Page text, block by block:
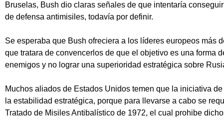
Bruselas, Bush dio claras señales de que intentaría
de defensa antimisiles, todavía por definir.
Se esperaba que Bush ofreciera a los líderes europeos más
que tratara de convencerlos de que el objetivo es una forma
enemigos y no lograr una superioridad estratégica sobre
Muchos aliados de Estados Unidos temen que la iniciativa
la estabilidad estratégica, porque para llevarse a cabo se
Tratado de Misiles Antibalístico de 1972, el cual prohibe